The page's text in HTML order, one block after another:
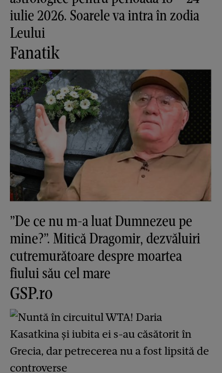
iulie 2026. Soarele va intra în zodia
Leului
Fanatik
”De ce nu m-a luat Dumnezeu pe
mine?”. Mitică Dragomir, dezvăluiri
cutremurătoare despre moartea
fiului său cel mare
GSP.ro